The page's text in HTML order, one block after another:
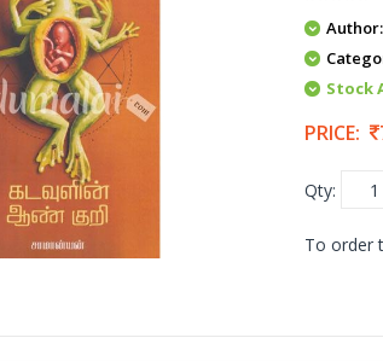
Author:
Stock
PRICE:
Qty:
To order